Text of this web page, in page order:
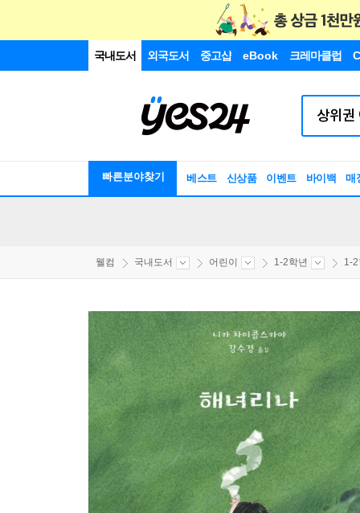
국내도서 외국도서 중고샵 eBook 크레마클럽
빠른분야찾기 베스트 신상품 이벤트 바이백 매
웰컴 국내도서 어린이 1-2학년 1-